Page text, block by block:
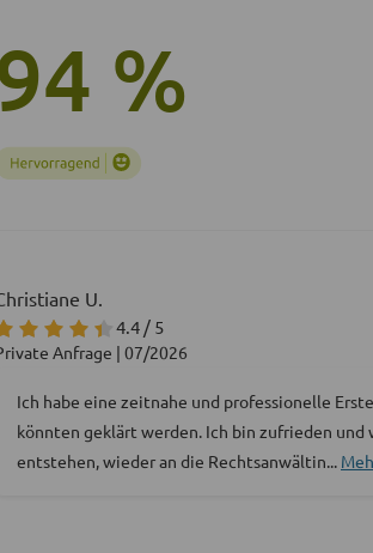
%
U.
4.4 / 5
Anfrage | 07/2026
Ich habe eine zeitnahe und professionelle
könnten geklärt werden. Ich bin zufrieden
entstehen, wieder an die Rechtsanwältin...